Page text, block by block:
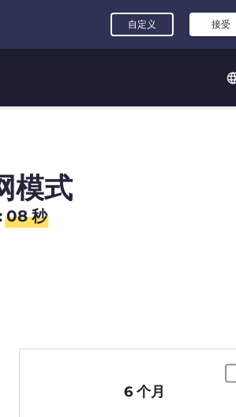
模式
07 秒
6 个月